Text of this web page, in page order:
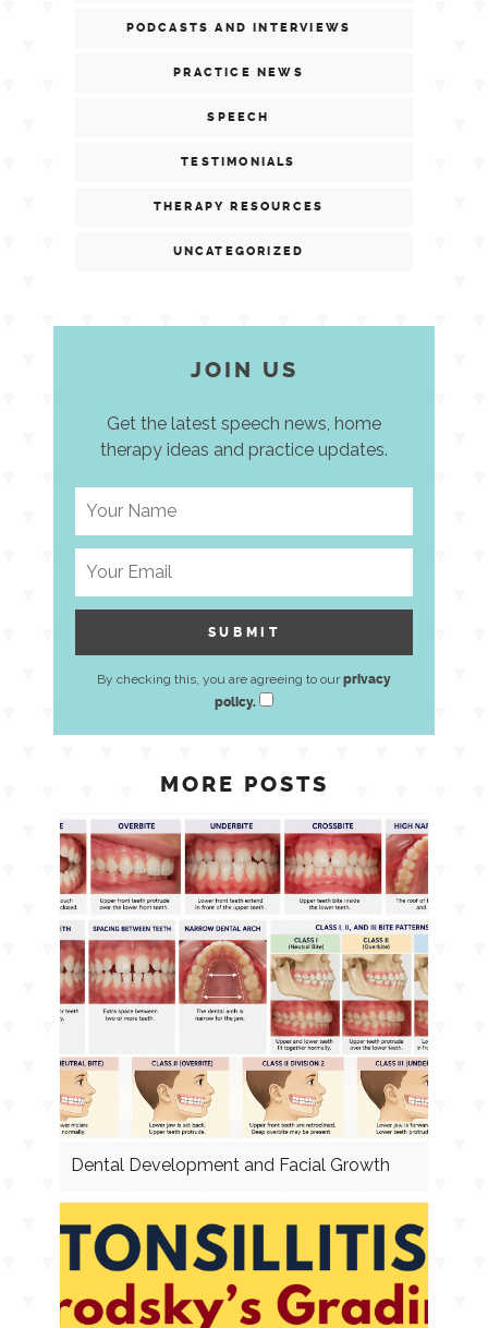
PODCASTS AND INTERVIEWS
PRACTICE NEWS
SPEECH
TESTIMONIALS
THERAPY RESOURCES
UNCATEGORIZED
JOIN US
Get the latest speech news, home
therapy ideas and practice updates.
By checking this, you are agreeing to ourprivacy
policy.
MORE POSTS
Dental Development and Facial Growth